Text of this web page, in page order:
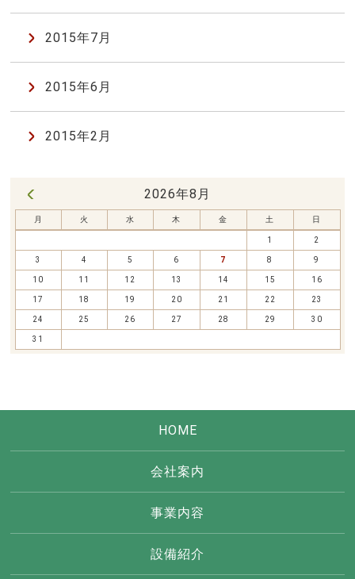
2015年7月
2015年6月
2015年2月
2026年8月
月 火 水 木 金 土 日
1 2
3 4 5 6 7 8 9
10 11 12 13 14 15 16
17 18 19 20 21 22 23
24 25 26 27 28 29 30
31
HOME
会社案内
事業内容
設備紹介